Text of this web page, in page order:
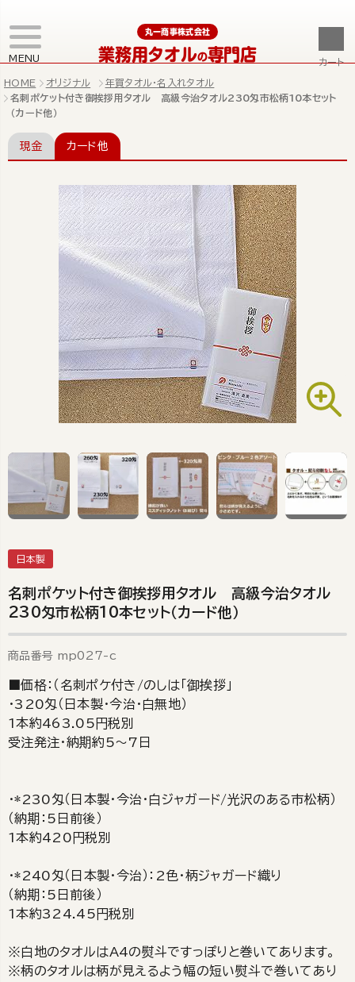
MENU
丸一商事株式会社
業務用タオルの専門店 カート
HOME オリジナル
年賀タオル・名入れタオル
名刺ポケット付き御挨拶用タオル 高級今治タオル230匁市松柄10本セット
（カード他）
現金 カード他
日本製
名刺ポケット付き御挨拶用タオル 高級今治タオル
230匁市松柄10本セット（カード他）
商品番号 mp027-c
■価格：（名刺ポケ付き/のしは「御挨拶」
・320匁（日本製・今治・白無地）
1本約463.05円税別
受注発注・納期約5～7日
・*230匁（日本製・今治・白ジャガード/光沢のある市松柄）
（納期：5日前後）
1本約420円税別
・*240匁（日本製・今治）：2色・柄ジャガード織り
（納期：5日前後）
1本約324.45円税別
※白地のタオルはA4の熨斗ですっぽりと巻いてあります。
※柄のタオルは柄が見えるよう幅の短い熨斗で巻いてあり